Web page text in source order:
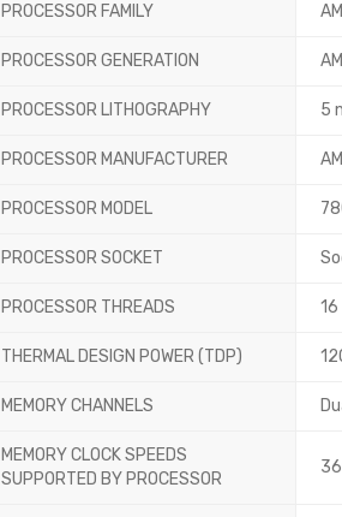
PROCESSOR FAMILY
PROCESSOR GENERATION
PROCESSOR LITHOGRAPHY 5
PROCESSOR MANUFACTURER
PROCESSOR MODEL
PROCESSOR SOCKET
PROCESSOR THREADS 16
THERMAL DESIGN POWER (TDP)
MEMORY CHANNELS
MEMORY CLOCK SPEEDS
SUPPORTED BY PROCESSOR